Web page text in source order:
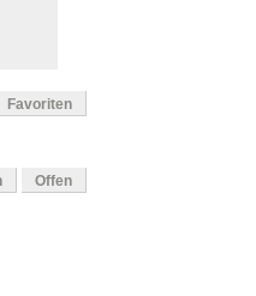
Favoriten
Offen